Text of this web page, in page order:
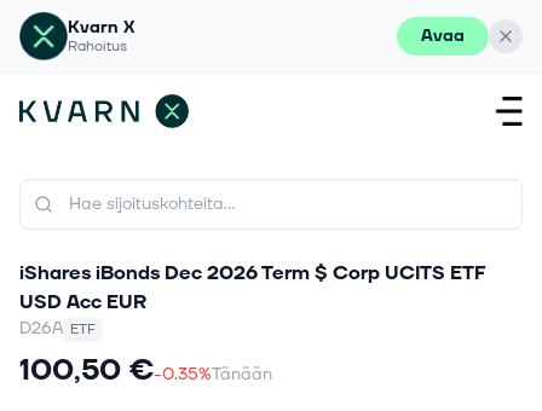
Kvarn X
Rahoitus Avaa
iShares iBonds Dec 2026 Term $ Corp UCITS ETF
USD Acc EUR
D26A ETF
100,50 €-0.35%Tänään